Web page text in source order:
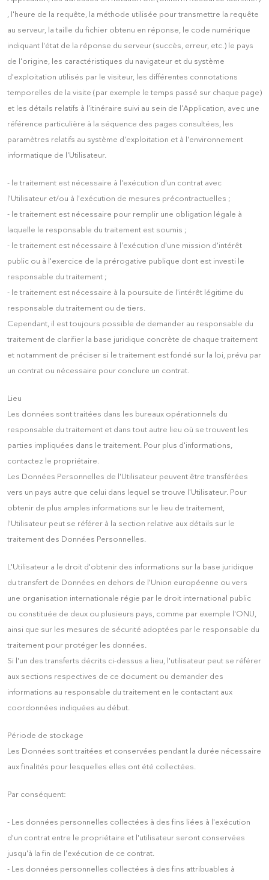
, l'heure de la requête, la méthode utilisée pour transmettre la requête
au serveur, la taille du fichier obtenu en réponse, le code numérique
indiquant l'état de la réponse du serveur (succès, erreur, etc.) le pays
de l'origine, les caractéristiques du navigateur et du système
d'exploitation utilisés par le visiteur, les différentes connotations
temporelles de la visite (par exemple le temps passé sur chaque page)
et les détails relatifs à l'itinéraire suivi au sein de l'Application, avec une
référence particulière à la séquence des pages consultées, les
paramètres relatifs au système d'exploitation et à l'environnement
informatique de l'Utilisateur.
- le traitement est nécessaire à l'exécution d'un contrat avec
l'Utilisateur et/ou à l'exécution de mesures précontractuelles ;
- le traitement est nécessaire pour remplir une obligation légale à
laquelle le responsable du traitement est soumis ;
- le traitement est nécessaire à l'exécution d'une mission d'intérêt
public ou à l'exercice de la prérogative publique dont est investi le
responsable du traitement ;
- le traitement est nécessaire à la poursuite de l'intérêt légitime du
responsable du traitement ou de tiers.
Cependant, il est toujours possible de demander au responsable du
traitement de clarifier la base juridique concrète de chaque traitement
et notamment de préciser si le traitement est fondé sur la loi, prévu par
un contrat ou nécessaire pour conclure un contrat.
Lieu
Les données sont traitées dans les bureaux opérationnels du
responsable du traitement et dans tout autre lieu où se trouvent les
parties impliquées dans le traitement. Pour plus d'informations,
contactez le propriétaire.
Les Données Personnelles de l'Utilisateur peuvent être transférées
vers un pays autre que celui dans lequel se trouve l'Utilisateur. Pour
obtenir de plus amples informations sur le lieu de traitement,
l'Utilisateur peut se référer à la section relative aux détails sur le
traitement des Données Personnelles.
L'Utilisateur a le droit d'obtenir des informations sur la base juridique
du transfert de Données en dehors de l'Union européenne ou vers
une organisation internationale régie par le droit international public
ou constituée de deux ou plusieurs pays, comme par exemple l'ONU,
ainsi que sur les mesures de sécurité adoptées par le responsable du
traitement pour protéger les données.
Si l'un des transferts décrits ci-dessus a lieu, l'utilisateur peut se référer
aux sections respectives de ce document ou demander des
informations au responsable du traitement en le contactant aux
coordonnées indiquées au début.
Période de stockage
Les Données sont traitées et conservées pendant la durée nécessaire
aux finalités pour lesquelles elles ont été collectées.
Par conséquent:
- Les données personnelles collectées à des fins liées à l'exécution
d'un contrat entre le propriétaire et l'utilisateur seront conservées
jusqu'à la fin de l'exécution de ce contrat.
- Les données personnelles collectées à des fins attribuables à